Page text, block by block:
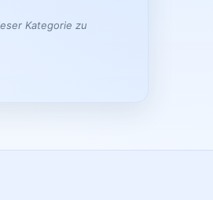
Kategorie zu